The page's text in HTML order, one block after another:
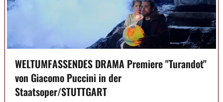
WELTUMFASSENDES DRAMA Premiere "Turandot"
von Giacomo Puccini in der
Staatsoper/STUTTGART